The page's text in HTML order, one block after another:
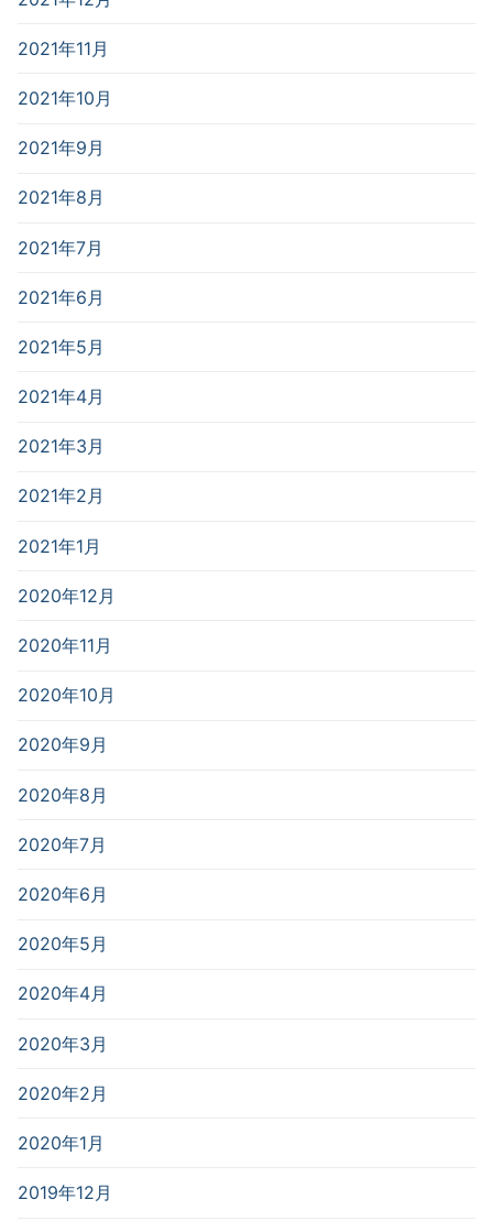
2021年11月
2021年10月
2021年9月
2021年8月
2021年7月
2021年6月
2021年5月
2021年4月
2021年3月
2021年2月
2021年1月
2020年12月
2020年11月
2020年10月
2020年9月
2020年8月
2020年7月
2020年6月
2020年5月
2020年4月
2020年3月
2020年2月
2020年1月
2019年12月